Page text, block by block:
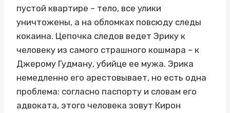
пустой квартире – тело, все улики
уничтожены, а на обломках повсюду следы
кокаина. Цепочка следов ведет Эрику к
человеку из самого страшного кошмара – к
Джерому Гудману, убийце ее мужа. Эрика
немедленно его арестовывает, но есть одна
проблема: согласно паспорту и словам его
адвоката, этого человека зовут Кирон